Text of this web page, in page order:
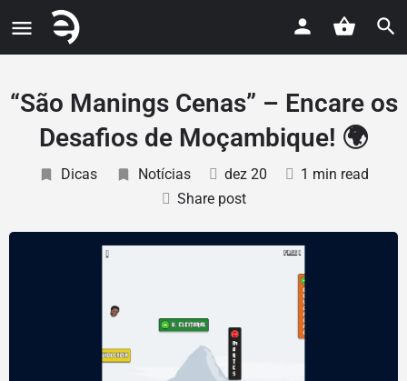
“São Manings Cenas” – Encare os
Desafios de Moçambique! 🌍
Dicas Notícias dez 20
1 min read
Share post